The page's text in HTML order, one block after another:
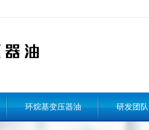
环烷基变压器油 研发团队